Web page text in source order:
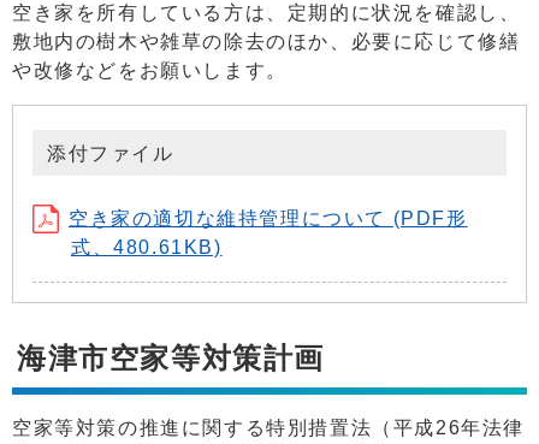
空き家を所有している方は、定期的に状況を確認し、
敷地内の樹木や雑草の除去のほか、必要に応じて修繕
や改修などをお願いします。
添付ファイル
空き家の適切な維持管理について (PDF形
式、480.61KB)
海津市空家等対策計画
空家等対策の推進に関する特別措置法（平成26年法律